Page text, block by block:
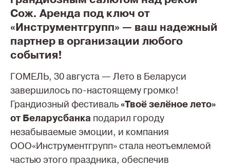
Сож. Аренда под ключ от
«Инструментгрупп» — ваш надежный
партнер в организации любого
события!
ГОМЕЛЬ, 30 августа — Лето в Беларуси
завершилось по-настоящему громко!
Грандиозный фестиваль «Твоё зелёное лето»
от Беларусбанка подарил городу
незабываемые эмоции, и компания
ООО«Инструментгрупп» стала неотъемлемой
частью этого праздника, обеспечив